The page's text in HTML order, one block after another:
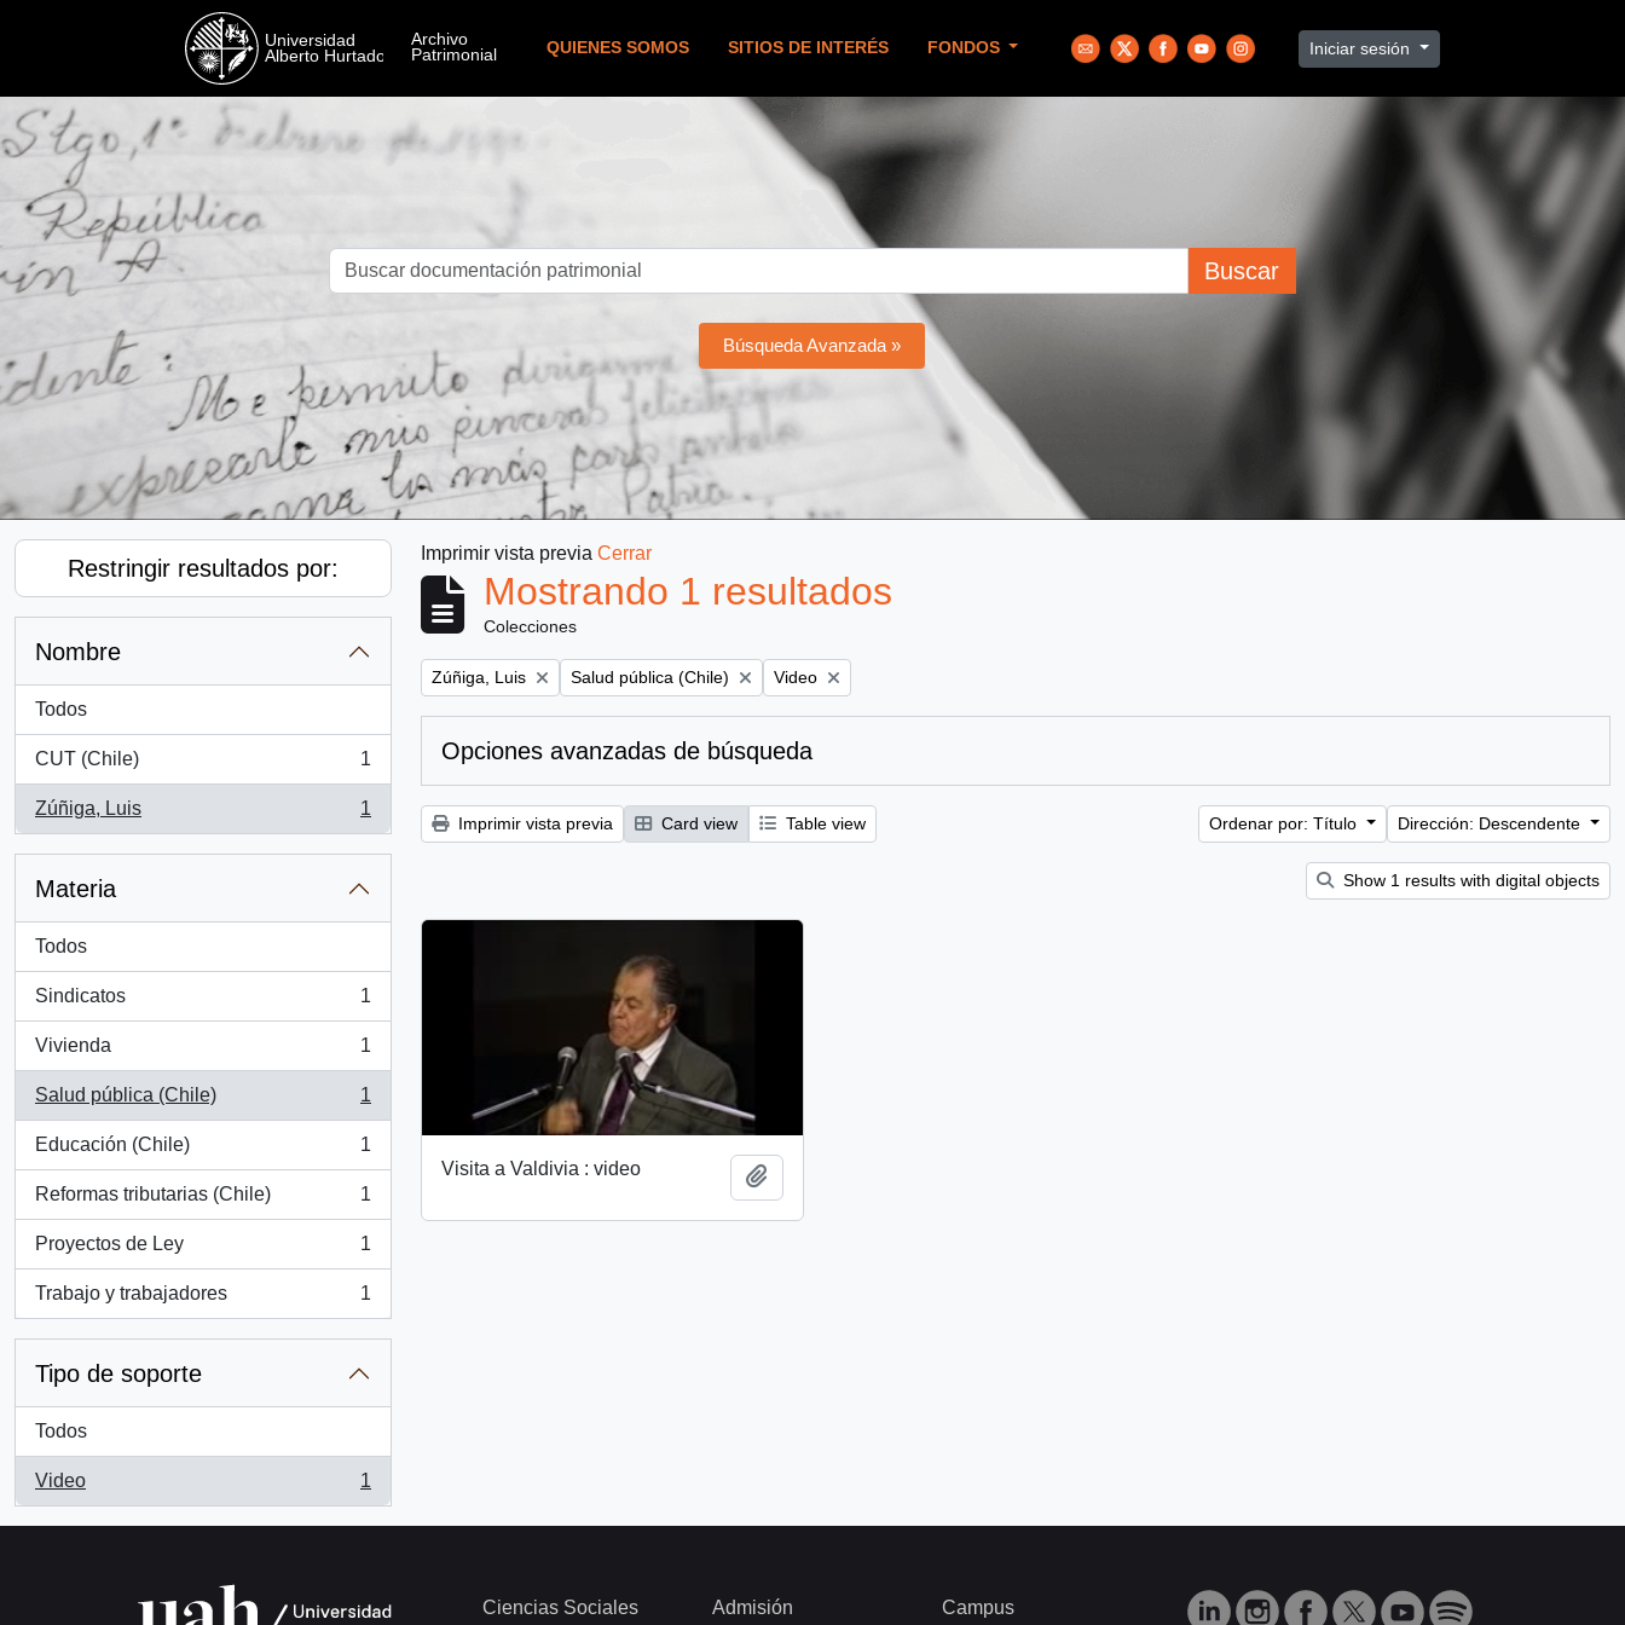
QUIENES SOMOS SITIOS DE INTERÉS FONDOS Iniciar sesión
Buscar
Búsqueda Avanzada »
Restringir resultados por:
Nombre
Todos
CUT (Chile)
, 1 resultados
1
Zúñiga, Luis
, 1 resultados
1
Materia
Todos
Sindicatos
, 1 resultados
1
Vivienda
, 1 resultados
1
Salud pública (Chile)
, 1 resultados
1
Educación (Chile)
, 1 resultados
1
Reformas tributarias (Chile)
, 1 resultados
1
Proyectos de Ley
, 1 resultados
1
Trabajo y trabajadores
, 1 resultados
1
Tipo de soporte
Todos
Video
, 1 resultados
1
Imprimir vista previa Cerrar
Mostrando 1 resultados
Colecciones
Remove filter:
Zúñiga, Luis Remove filter:
Salud pública (Chile) Remove filter:
Video
Opciones avanzadas de búsqueda
Imprimir vista previa Card view Table view Ordenar por: Título Dirección: Descendente
Show 1 results with digital objects
Visita a Valdivia : video
Ciencias Sociales Admisión Campus